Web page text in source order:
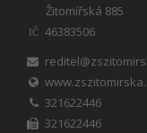
Žitomířská 885
IČ
46383506
321622446
321622446